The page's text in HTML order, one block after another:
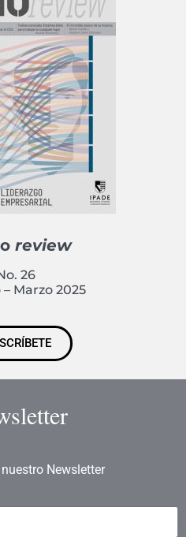
review
26
Marzo 2025
Newsletter